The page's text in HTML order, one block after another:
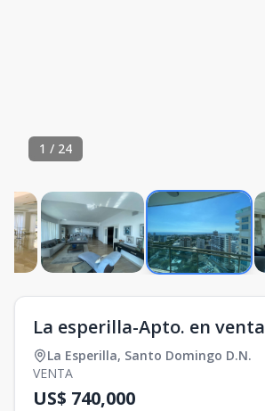
1 / 24
La esperilla-Apto. en venta
La Esperilla, Santo Domingo D.N.
VENTA
US$ 740,000